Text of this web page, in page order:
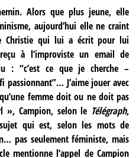
Alors que plus jeune, elle
aujourd’hui elle ne craint
Christie qui lui a écrit pour lui
à l’improviste un email de
: “c’est ce que je cherche –
passionnant”… J’aime jouer avec
femme doit ou ne doit pas
», Campion, selon le Télégraph,
qui est, selon les mots de
pas seulement féministe, mais
mentionne l’appel de Campion